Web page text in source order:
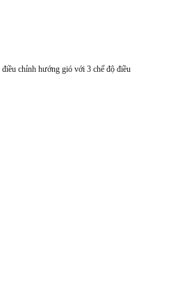
chỉnh hướng gió với 3 chế độ điều